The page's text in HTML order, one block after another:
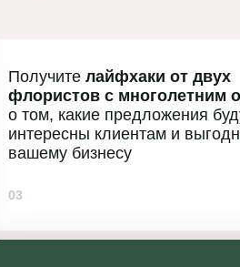
Получите лайфхаки от двух
флористов с многолетним
о том, какие предложения
интересны клиентам и
вашему бизнесу
03